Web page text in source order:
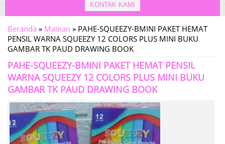
KONTAK KAMI
Beranda » Mainan » PAHE-SQUEEZY-BMINI PAKET HEMAT
PENSIL WARNA SQUEEZY 12 COLORS PLUS MINI BUKU
GAMBAR TK PAUD DRAWING BOOK
PAHE-SQUEEZY-BMINI PAKET HEMAT PENSIL
WARNA SQUEEZY 12 COLORS PLUS MINI BUKU
GAMBAR TK PAUD DRAWING BOOK